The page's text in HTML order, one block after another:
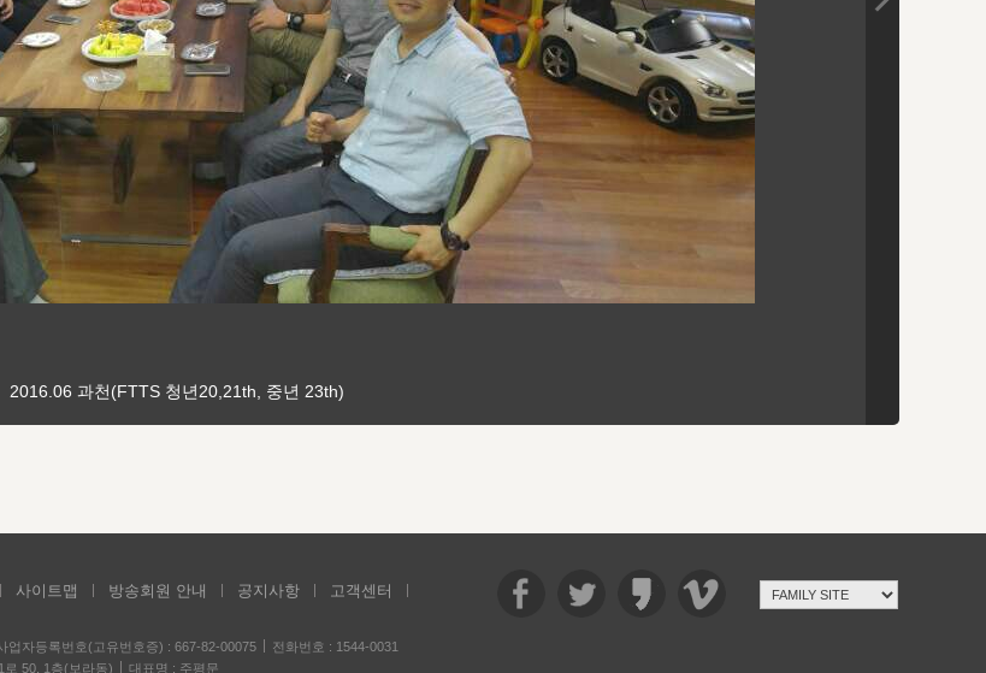
2016.06 과천(FTTS 청년20,21th, 중년 23th)
사이트맵 방송회원 안내 공지사항
고객센터
업자등록번호(고유번호증) : 667-82-00075
전화번호 : 1544-0031
로 50, 1층(보라동)
대표명 : 주평문